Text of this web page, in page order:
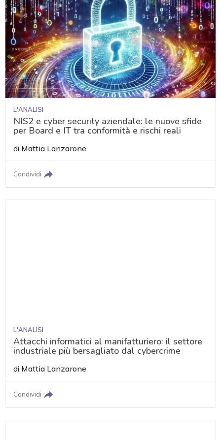
L'ANALISI
NIS2 e cyber security aziendale: le nuove sfide
per Board e IT tra conformità e rischi reali
di Mattia Lanzarone
Condividi
L'ANALISI
Attacchi informatici al manifatturiero: il settore
industriale più bersagliato dal cybercrime
di Mattia Lanzarone
Condividi